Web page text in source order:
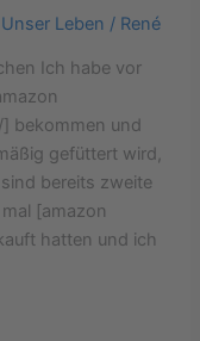
Unser Leben / René
Ich habe vor
] bekommen und
gefüttert wird,
bereits zweite
[amazon
hatten und ich